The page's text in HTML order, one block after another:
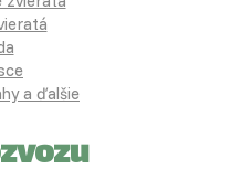
a ďalšie